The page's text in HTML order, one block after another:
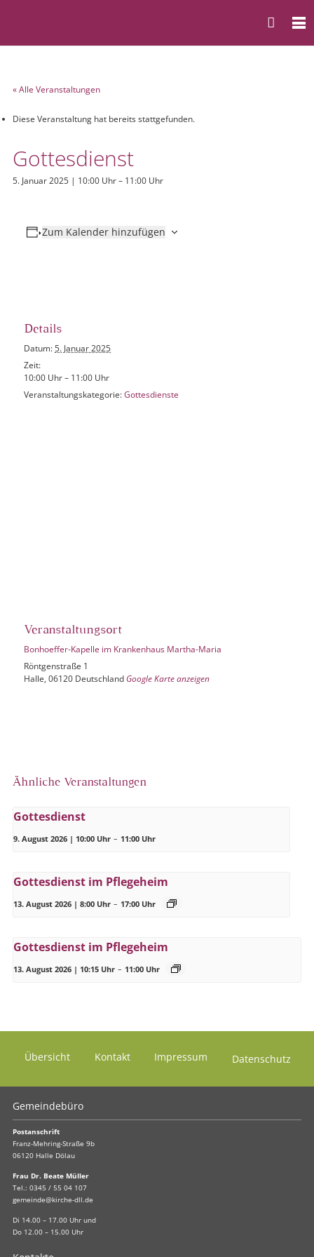
« Alle Veranstaltungen
Diese Veranstaltung hat bereits stattgefunden.
Gottesdienst
5. Januar 2025 | 10:00 Uhr– 11:00 Uhr
Zum Kalender hinzufügen
Details
Datum: 5. Januar 2025
Zeit:
10:00 Uhr – 11:00 Uhr
Veranstaltungskategorie: Gottesdienste
Veranstaltungsort
Bonhoeffer-Kapelle im Krankenhaus Martha-Maria
Röntgenstraße 1
Halle, 06120 Deutschland Google Karte anzeigen
Ähnliche Veranstaltungen
Gottesdienst
9. August 2026 | 10:00 Uhr – 11:00 Uhr
Gottesdienst im Pflegeheim
13. August 2026 | 8:00 Uhr – 17:00 Uhr
Gottesdienst im Pflegeheim
13. August 2026 | 10:15 Uhr – 11:00 Uhr
Übersicht Kontakt Impressum Datenschutz
Gemeindebüro
Postanschrift
Franz-Mehring-Straße 9b
06120 Halle Dölau
Frau Dr. Beate Müller
Tel.: 0345 / 55 04 107
gemeinde@kirche-dll.de
Di 14.00 – 17.00 Uhr und
Do 12.00 – 15.00 Uhr